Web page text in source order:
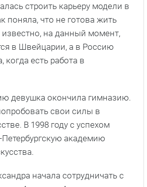
строить карьеру модели в
поняла, что не готова жить
известно, на данный момент,
в Швейцарии, а в Россию
когда есть работа в
девушка окончила гимназию.
свои силы в
В 1998 году с успехом
академию
начала сотрудничать с